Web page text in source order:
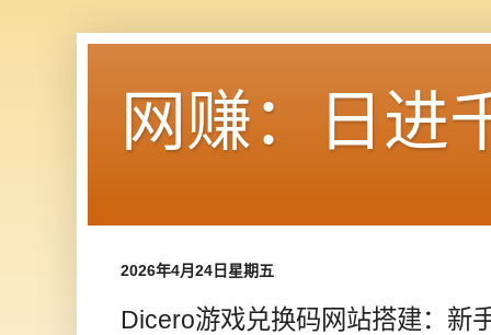
网赚：日进
2026年4月24日星期五
Dicero游戏兑换码网站搭建：新